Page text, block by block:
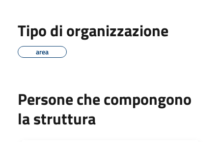
Tipo di organizzazione
area
Persone che compongono
la struttura